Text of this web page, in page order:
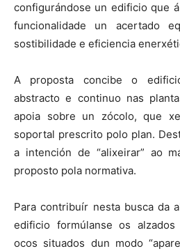
configurándose un edificio que
funcionalidade un acertado
sostibilidade e eficiencia
A proposta concibe o
abstracto e continuo nas
apoia sobre un zócolo, que
soportal prescrito polo plan.
a intención de “alixeirar” ao
proposto pola normativa.
Para contribuír nesta busca da
edificio formúlanse os
ocos situados dun modo